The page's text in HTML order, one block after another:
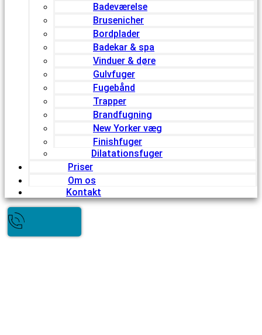
Badeværelse
Brusenicher
Bordplader
Badekar & spa
Vinduer & døre
Gulvfuger
Fugebånd
Trapper
Brandfugning
New Yorker væg
Finishfuger
Dilatationsfuger
Priser
Om os
Kontakt